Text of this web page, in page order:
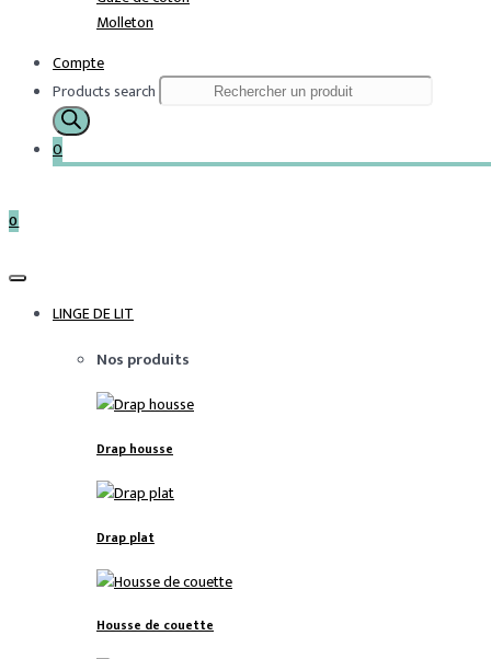
Molleton
Compte
Products search
0
0
LINGE DE LIT
Nos produits
Drap housse
Drap plat
Housse de couette